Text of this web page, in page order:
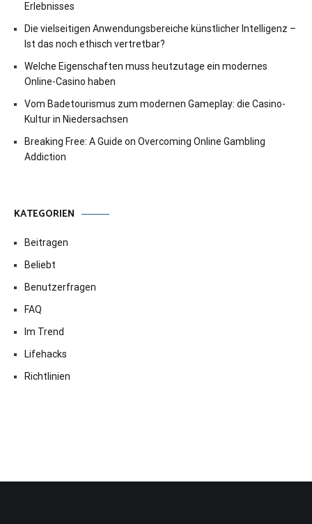
Erlebnisses
Die vielseitigen Anwendungsbereiche künstlicher Intelligenz –
Ist das noch ethisch vertretbar?
Welche Eigenschaften muss heutzutage ein modernes
Online-Casino haben
Vom Badetourismus zum modernen Gameplay: die Casino-
Kultur in Niedersachsen
Breaking Free: A Guide on Overcoming Online Gambling
Addiction
KATEGORIEN
Beitragen
Beliebt
Benutzerfragen
FAQ
Im Trend
Lifehacks
Richtlinien